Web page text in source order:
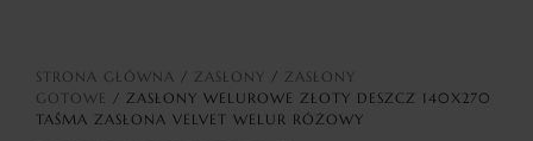
STRONA GŁÓWNA / ZASŁONY / ZASŁONY
GOTOWE / ZASŁONY WELUROWE ZŁOTY DESZCZ 140X270
TAŚMA ZASŁONA VELVET WELUR RÓŻOWY